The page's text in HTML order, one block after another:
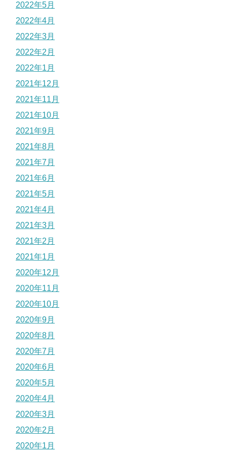
2022年5月
2022年4月
2022年3月
2022年2月
2022年1月
2021年12月
2021年11月
2021年10月
2021年9月
2021年8月
2021年7月
2021年6月
2021年5月
2021年4月
2021年3月
2021年2月
2021年1月
2020年12月
2020年11月
2020年10月
2020年9月
2020年8月
2020年7月
2020年6月
2020年5月
2020年4月
2020年3月
2020年2月
2020年1月